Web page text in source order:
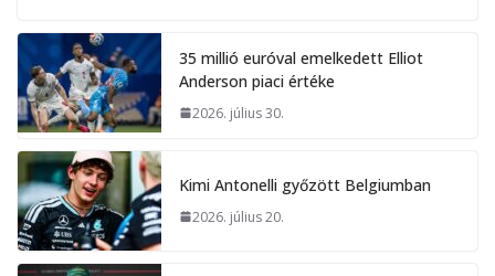
35 millió euróval emelkedett Elliot
Anderson piaci értéke
2026. július 30.
Kimi Antonelli győzött Belgiumban
2026. július 20.